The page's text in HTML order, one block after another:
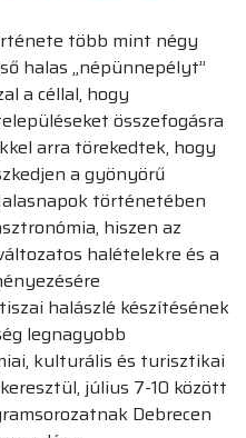
több mint négy
halas „népünnepélyt”
a céllal, hogy
összefogásra
arra törekedtek, hogy
a gyönyörű
történetében
hiszen az
halételekre és a
halászlé készítésének
legnagyobb
kulturális és turisztikai
július 7-10 között
Debrecen